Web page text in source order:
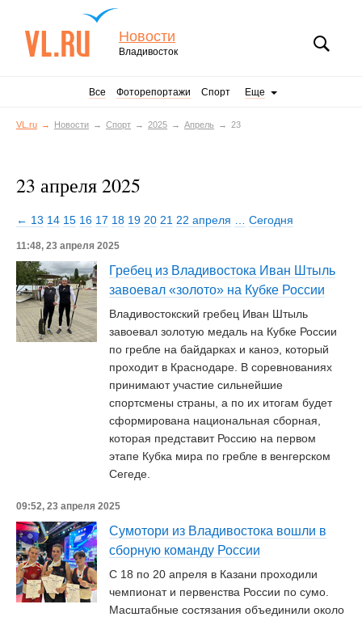
Новости
Владивосток
Все Фоторепортажи Спорт Еще
VL.ru Новости Спорт 2025 Апрель 23
23 апреля 2025
← 13 14 15 16 17 18 19 20 21 22 апреля Сегодня
11:48, 23 апреля 2025
Гребец из Владивостока Иван Штыль
завоевал «золото» на Кубке России
Владивостокский гребец Иван Штыль
завоевал золотую медаль на Кубке России
по гребле на байдарках и каноэ, который
проходит в Краснодаре. В соревнованиях
принимают участие сильнейшие
спортсмены страны, а по их итогам будет
сформирована национальная сборная,
которая представит Россию на первом
этапе Кубка мира по гребле в венгерском
Сегеде.
09:52, 23 апреля 2025
Сумотори из Владивостока вошли в
сборную команду России
С 18 по 20 апреля в Казани проходили
чемпионат и первенства России по сумо.
Масштабные состязания объединили около